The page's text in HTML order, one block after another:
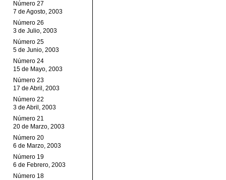
Número 27
7 de Agosto, 2003
Número 26
3 de Julio, 2003
Número 25
5 de Junio, 2003
Número 24
15 de Mayo, 2003
Número 23
17 de Abril, 2003
Número 22
3 de Abril, 2003
Número 21
20 de Marzo, 2003
Número 20
6 de Marzo, 2003
Número 19
6 de Febrero, 2003
Número 18